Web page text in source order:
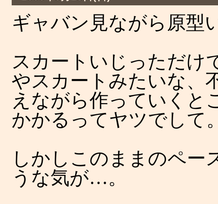
ギャバン見ながら原型
スカートいじっただけ
やスカートみたいな、
えながら作っていくと
かかるってヤツでして
しかしこのままのペー
うな気が…。